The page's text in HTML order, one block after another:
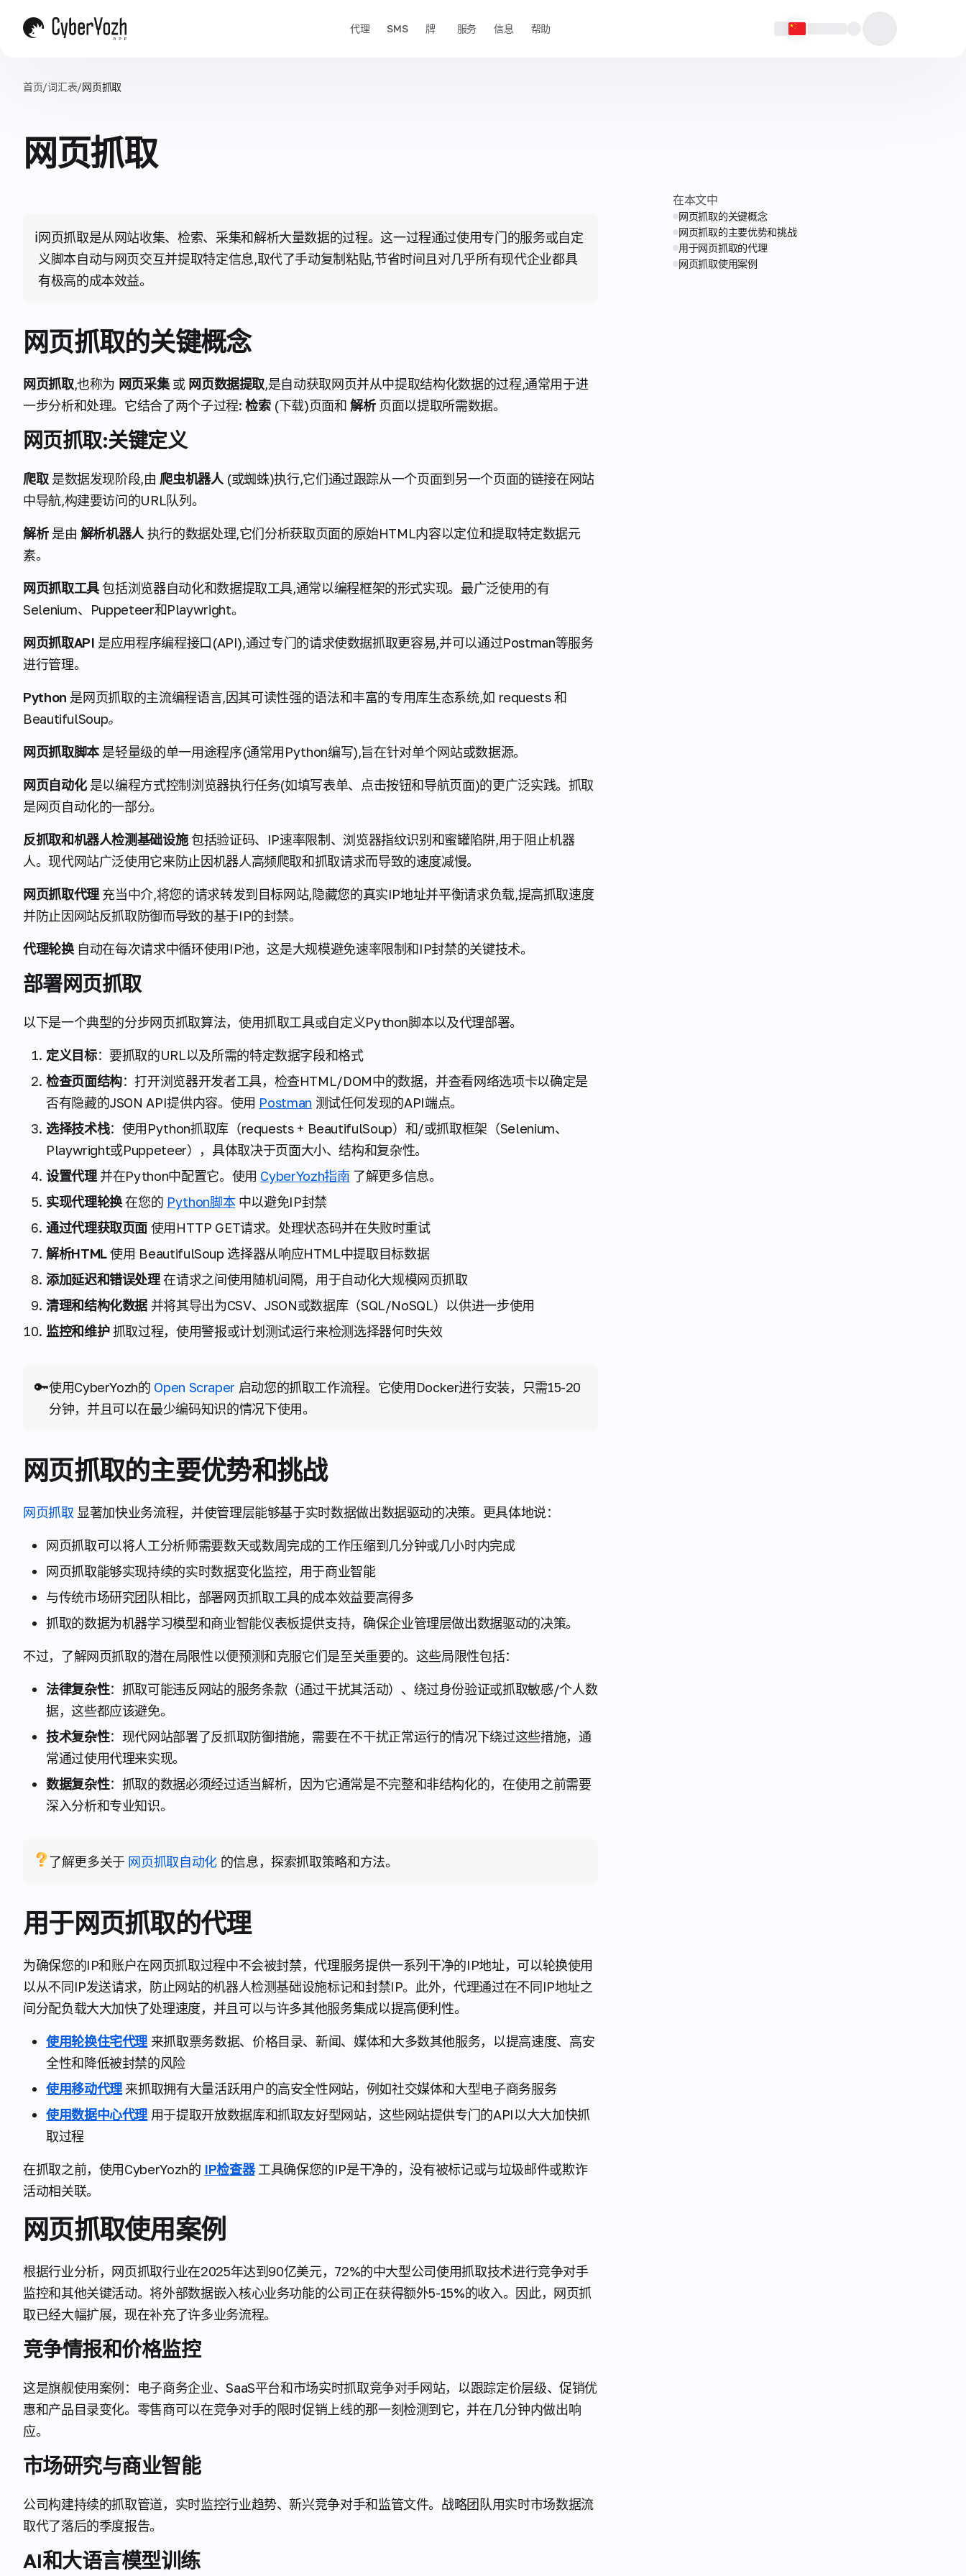
代理 SMS 牌 服务 信息 帮助
首页/词汇表/网页抓取
网页抓取
ℹ️网页抓取是从网站收集、检索、采集和解析大量数据的过程。这一过程通过使用专门的服务或自定
义脚本自动与网页交互并提取特定信息,取代了手动复制粘贴,节省时间且对几乎所有现代企业都具
有极高的成本效益。
网页抓取的关键概念
网页抓取,也称为 网页采集或 网页数据提取,是自动获取网页并从中提取结构化数据的过程,通常用于进
一步分析和处理。它结合了两个子过程:检索 (下载)页面和解析 页面以提取所需数据。
网页抓取:关键定义
爬取 是数据发现阶段,由 爬虫机器人(或蜘蛛)执行,它们通过跟踪从一个页面到另一个页面的链接在网站
中导航,构建要访问的URL队列。
解析是由 解析机器人 执行的数据处理,它们分析获取页面的原始HTML内容以定位和提取特定数据元
素。
网页抓取工具包括浏览器自动化和数据提取工具,通常以编程框架的形式实现。最广泛使用的有
Selenium、Puppeteer和Playwright。
网页抓取API 是应用程序编程接口(API),通过专门的请求使数据抓取更容易,并可以通过Postman等服务
进行管理。
Python 是网页抓取的主流编程语言,因其可读性强的语法和丰富的专用库生态系统,如 requests和
BeautifulSoup。
网页抓取脚本是轻量级的单一用途程序(通常用Python编写),旨在针对单个网站或数据源。
网页自动化是以编程方式控制浏览器执行任务(如填写表单、点击按钮和导航页面)的更广泛实践。抓取
是网页自动化的一部分。
反抓取和机器人检测基础设施包括验证码、IP速率限制、浏览器指纹识别和蜜罐陷阱,用于阻止机器
人。现代网站广泛使用它来防止因机器人高频爬取和抓取请求而导致的速度减慢。
网页抓取代理充当中介,将您的请求转发到目标网站,隐藏您的真实IP地址并平衡请求负载,提高抓取速度
并防止因网站反抓取防御而导致的基于IP的封禁。
代理轮换 自动在每次请求中循环使用IP池，这是大规模避免速率限制和IP封禁的关键技术。
部署网页抓取
以下是一个典型的分步网页抓取算法，使用抓取工具或自定义Python脚本以及代理部署。
定义目标：要抓取的URL以及所需的特定数据字段和格式
检查页面结构：打开浏览器开发者工具，检查HTML/DOM中的数据，并查看网络选项卡以确定是
否有隐藏的JSON API提供内容。使用 Postman 测试任何发现的API端点。
选择技术栈：使用Python抓取库（requests+ BeautifulSoup）和/或抓取框架（Selenium、
Playwright或Puppeteer），具体取决于页面大小、结构和复杂性。
设置代理并在Python中配置它。使用 CyberYozh指南 了解更多信息。
实现代理轮换在您的 Python脚本中以避免IP封禁
通过代理获取页面 使用HTTP GET请求。处理状态码并在失败时重试
解析HTML使用 BeautifulSoup 选择器从响应HTML中提取目标数据
添加延迟和错误处理在请求之间使用随机间隔，用于自动化大规模网页抓取
清理和结构化数据 并将其导出为CSV、JSON或数据库（SQL/NoSQL）以供进一步使用
监控和维护抓取过程，使用警报或计划测试运行来检测选择器何时失效
🔑使用CyberYozh的 Open Scraper 启动您的抓取工作流程。它使用Docker进行安装，只需15-20
分钟，并且可以在最少编码知识的情况下使用。
网页抓取的主要优势和挑战
网页抓取 显著加快业务流程，并使管理层能够基于实时数据做出数据驱动的决策。更具体地说：
网页抓取可以将人工分析师需要数天或数周完成的工作压缩到几分钟或几小时内完成
网页抓取能够实现持续的实时数据变化监控，用于商业智能
与传统市场研究团队相比，部署网页抓取工具的成本效益要高得多
抓取的数据为机器学习模型和商业智能仪表板提供支持，确保企业管理层做出数据驱动的决策。
不过，了解网页抓取的潜在局限性以便预测和克服它们是至关重要的。这些局限性包括：
法律复杂性：抓取可能违反网站的服务条款（通过干扰其活动）、绕过身份验证或抓取敏感/个人数
据，这些都应该避免。
技术复杂性：现代网站部署了反抓取防御措施，需要在不干扰正常运行的情况下绕过这些措施，通
常通过使用代理来实现。
数据复杂性：抓取的数据必须经过适当解析，因为它通常是不完整和非结构化的，在使用之前需要
深入分析和专业知识。
了解更多关于 网页抓取自动化的信息，探索抓取策略和方法。
用于网页抓取的代理
为确保您的IP和账户在网页抓取过程中不会被封禁，代理服务提供一系列干净的IP地址，可以轮换使用
以从不同IP发送请求，防止网站的机器人检测基础设施标记和封禁IP。此外，代理通过在不同IP地址之
间分配负载大大加快了处理速度，并且可以与许多其他服务集成以提高便利性。
使用轮换住宅代理 来抓取票务数据、价格目录、新闻、媒体和大多数其他服务，以提高速度、高安
全性和降低被封禁的风险
使用移动代理来抓取拥有大量活跃用户的高安全性网站，例如社交媒体和大型电子商务服务
使用数据中心代理 用于提取开放数据库和抓取友好型网站，这些网站提供专门的API以大大加快抓
取过程
在抓取之前，使用CyberYozh的 IP检查器工具确保您的IP是干净的，没有被标记或与垃圾邮件或欺诈
活动相关联。
网页抓取使用案例
根据行业分析，网页抓取行业在2025年达到90亿美元，72%的中大型公司使用抓取技术进行竞争对手
监控和其他关键活动。将外部数据嵌入核心业务功能的公司正在获得额外5-15%的收入。因此，网页抓
取已经大幅扩展，现在补充了许多业务流程。
竞争情报和价格监控
这是旗舰使用案例：电子商务企业、SaaS平台和市场实时抓取竞争对手网站，以跟踪定价层级、促销优
惠和产品目录变化。零售商可以在竞争对手的限时促销上线的那一刻检测到它，并在几分钟内做出响
应。
市场研究与商业智能
公司构建持续的抓取管道，实时监控行业趋势、新兴竞争对手和监管文件。战略团队用实时市场数据流
取代了落后的季度报告。
AI和大语言模型训练
在本文中
网页抓取的关键概念
网页抓取的主要优势和挑战
用于网页抓取的代理
网页抓取使用案例